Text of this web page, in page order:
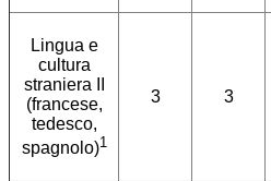
Lingua e
cultura
straniera II
(francese,
tedesco,
spagnolo)1
3 3